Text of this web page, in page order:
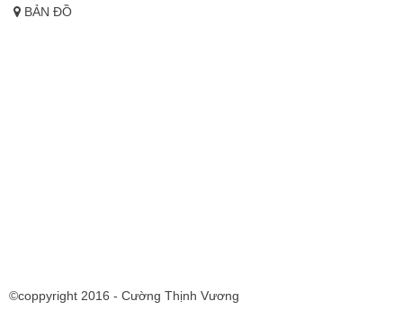
BẢN ĐỒ
©coppyright 2016 - Cường Thịnh Vương